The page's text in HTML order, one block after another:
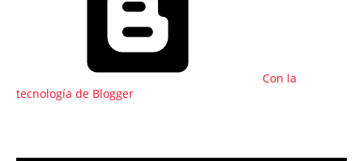
Con la
tecnología de Blogger